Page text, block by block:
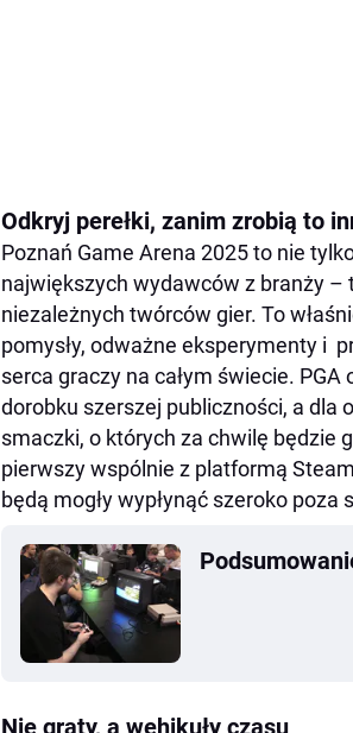
Odkryj perełki, zanim zrobią to
Poznań Game Arena 2025 to nie
największych wydawców z branży
niezależnych twórców gier. To
pomysły, odważne eksperymenty i
serca graczy na całym świecie.
dorobku szerszej publiczności, a dla
smaczki, o których za chwilę będzie
pierwszy wspólnie z platformą
będą mogły wypłynąć szeroko poza
Nie graty, a wehikuły czasu